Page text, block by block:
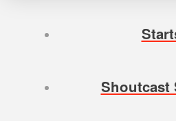
Shoutcast